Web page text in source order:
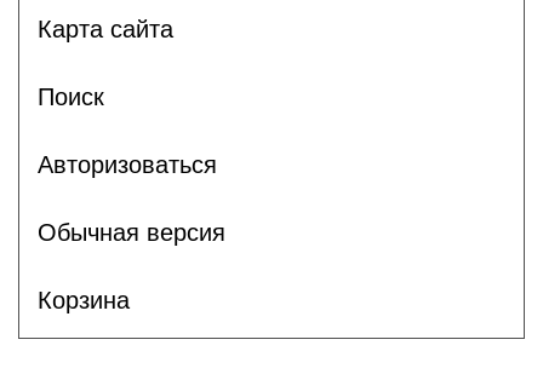
Карта сайта
Поиск
Авторизоваться
Обычная версия
Корзина